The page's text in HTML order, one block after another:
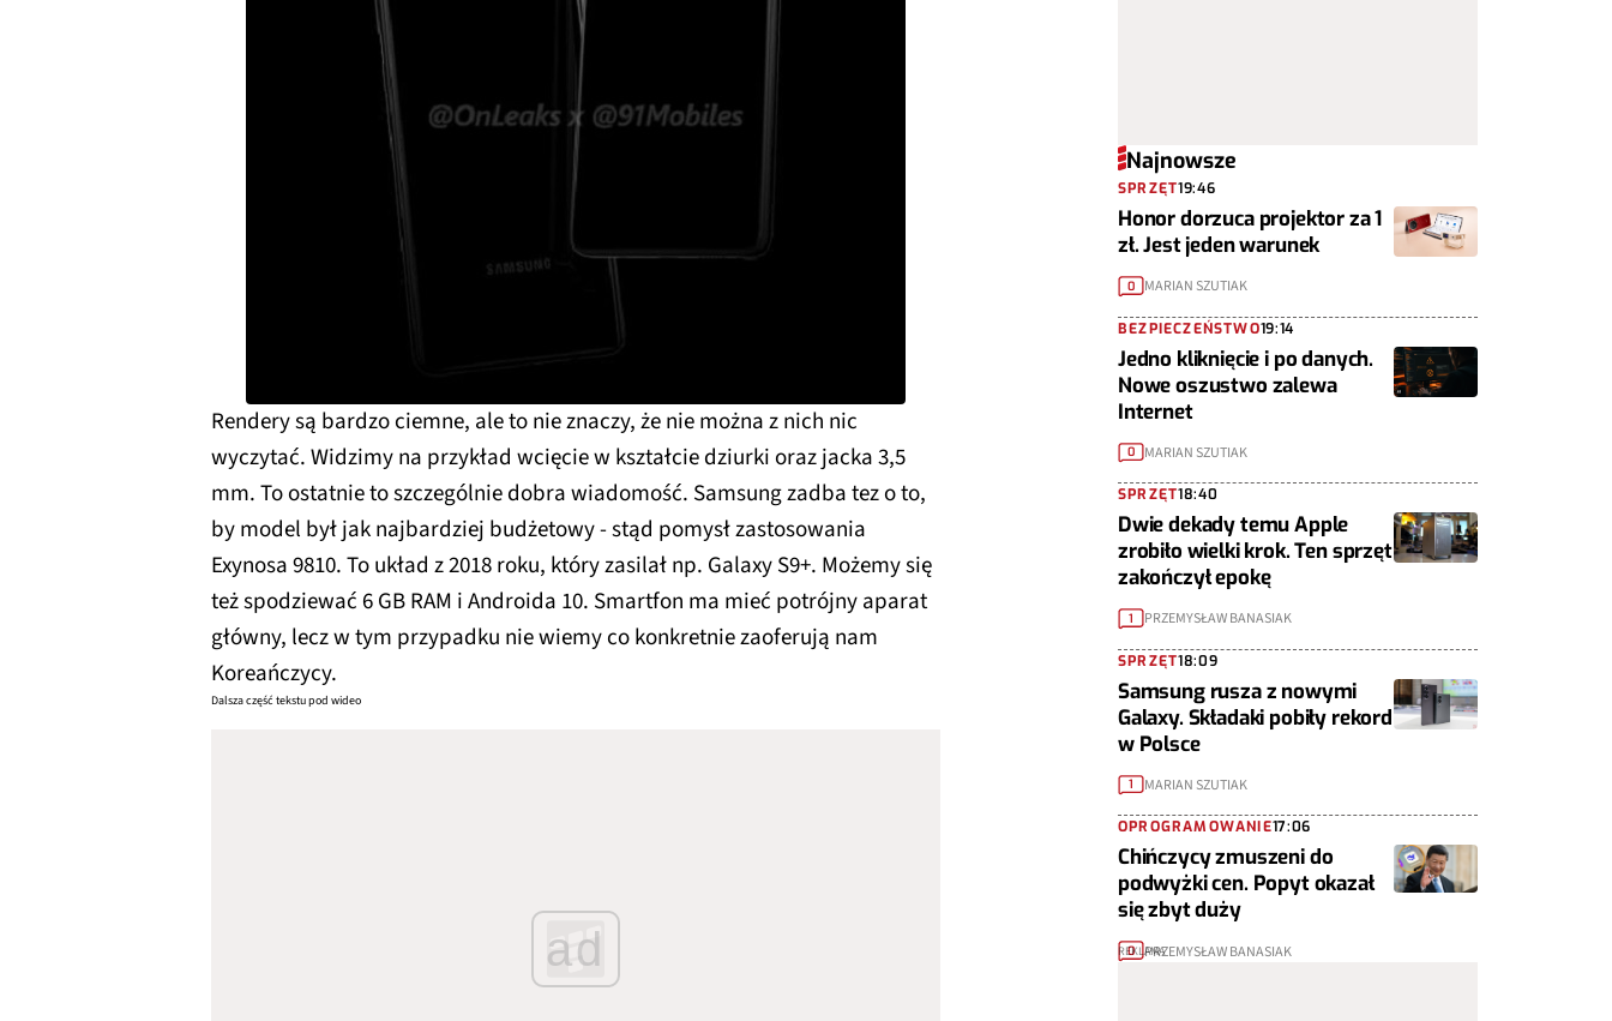
Rendery są bardzo ciemne, ale to nie znaczy, że nie można z nich nic
wyczytać. Widzimy na przykład wcięcie w kształcie dziurki oraz jacka 3,5
mm. To ostatnie to szczególnie dobra wiadomość. Samsung zadba tez o to,
by model był jak najbardziej budżetowy - stąd pomysł zastosowania
Exynosa 9810. To układ z 2018 roku, który zasilał np. Galaxy S9+. Możemy się
też spodziewać 6 GB RAM i Androida 10. Smartfon ma mieć potrójny aparat
główny, lecz w tym przypadku nie wiemy co konkretnie zaoferują nam
Koreańczycy.
Dalsza część tekstu pod wideo
ad
Najnowsze
SPRZĘT19:46
Honor dorzuca projektor za 1
zł. Jest jeden warunek
0 MARIAN SZUTIAK
BEZPIECZEŃSTWO19:14
Jedno kliknięcie i po danych.
Nowe oszustwo zalewa
Internet
0 MARIAN SZUTIAK
SPRZĘT18:40
Dwie dekady temu Apple
zrobiło wielki krok. Ten sprzęt
zakończył epokę
1 PRZEMYSŁAW BANASIAK
SPRZĘT18:09
Samsung rusza z nowymi
Galaxy. Składaki pobiły rekord
w Polsce
1 MARIAN SZUTIAK
OPROGRAMOWANIE17:06
Chińczycy zmuszeni do
podwyżki cen. Popyt okazał
się zbyt duży
0 PRZEMYSŁAW BANASIAK